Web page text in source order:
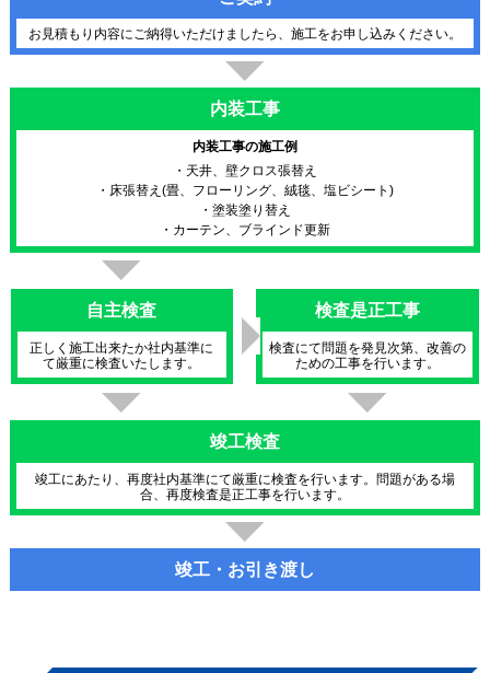
お見積もり内容にご納得いただけましたら、施工をお申し込みください。
内装工事
内装工事の施工例
・天井、壁クロス張替え
・床張替え(畳、フローリング、絨毯、塩ビシート)
・塗装塗り替え
・カーテン、ブラインド更新
自主検査
正しく施工出来たか社内基準に
て厳重に検査いたします。
検査是正工事
検査にて問題を発見次第、改善の
ための工事を行います。
竣工検査
竣工にあたり、再度社内基準にて厳重に検査を行います。問題がある場
合、再度検査是正工事を行います。
竣工・お引き渡し